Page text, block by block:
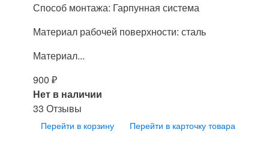
Способ монтажа: Гарпунная система
Материал рабочей поверхности: сталь
Материал...
900 ₽
Нет в наличии
33 Отзывы
Перейти в корзину Перейти в карточку товара